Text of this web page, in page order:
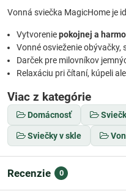
Vonná sviečka MagicHome je
Vytvoreniepokojnej a
Vonné osvieženie obývačky,
Darček pre milovníkov
Relaxáciu pri čítaní, kúpeli
Viac z kategórie
Domácnosť
Sviečky v skle
Recenzie 0